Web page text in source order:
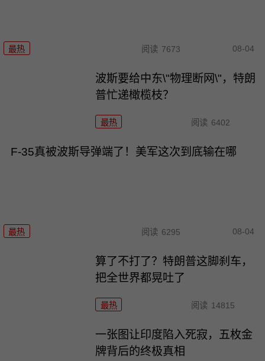
最热 阅读 7673 08-04
波斯要给中东\"物理断网\"，特朗
普忙递橄榄枝？
最热 阅读 6402
F-35真被波斯导弹端了！美军这次到底输在哪
最热 阅读 6295 08-04
算了不打了？特朗普这脚刹车，
把全世界都晃吐了
最热 阅读 14815
一张图让印度陷入死寂，五枚金
牌背后的终极真相